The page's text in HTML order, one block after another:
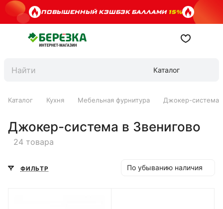
ПОВЫШЕННЫЙ КЭШБЭК БАЛЛАМИ15%
Каталог
Каталог Кухня Мебельная фурнитура Джокер-система
Джокер-система в Звенигово
24 товара
ФИЛЬТР По убыванию наличия